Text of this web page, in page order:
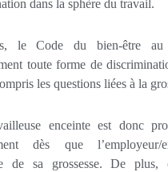
dans la sphère du travail.
le Code du bien-être au
toute forme de
les questions liées à la
enceinte est donc
dès que l’employeur/
de sa grossesse. De plus,